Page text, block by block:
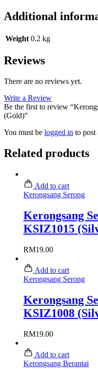
Additional
Weight 0.2 kg
Reviews
There are no reviews yet.
Write a Review
Be the first to review
(Gold)”
You must be logged in to post
Related products
Add to cart
Kerongsang Serong
Kerongsang
KSIZ1015
RM19.00
Add to cart
Kerongsang Serong
Kerongsang
KSIZ1008
RM19.00
Add to cart
Kerongsang Berantai